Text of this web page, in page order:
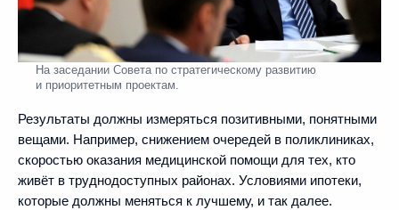
На заседании Совета по стратегическому развитию
и приоритетным проектам.
Результаты должны измеряться позитивными, понятными
вещами. Например, снижением очередей в поликлиниках,
скоростью оказания медицинской помощи для тех, кто
живёт в труднодоступных районах. Условиями ипотеки,
которые должны меняться к лучшему, и так далее.